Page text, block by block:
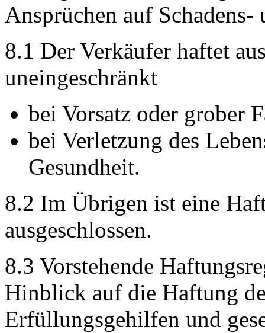
Ansprüchen auf
8.1 Der Verkäufer haftet
uneingeschränkt
bei Vorsatz oder grober
bei Verletzung des
Gesundheit.
8.2 Im Übrigen ist eine
ausgeschlossen.
8.3 Vorstehende
Hinblick auf die Haftung
Erfüllungsgehilfen und